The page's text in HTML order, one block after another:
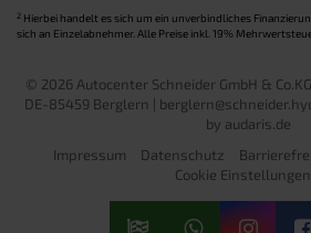
2 Hierbei handelt es sich um ein unverbindliches
sich an Einzelabnehmer. Alle Preise inkl. 19%
© 2026 Autocenter Schneider GmbH &
DE-85459 Berglern |
by audaris.de
Impressum
Datenschutz
Cookie Einstellungen